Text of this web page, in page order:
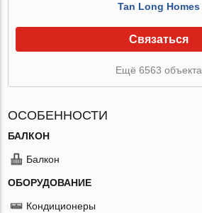
Tan Long Homes
Связаться
Ещё 6563 объекта
ОСОБЕННОСТИ
БАЛКОН
Балкон
ОБОРУДОВАНИЕ
Кондиционеры